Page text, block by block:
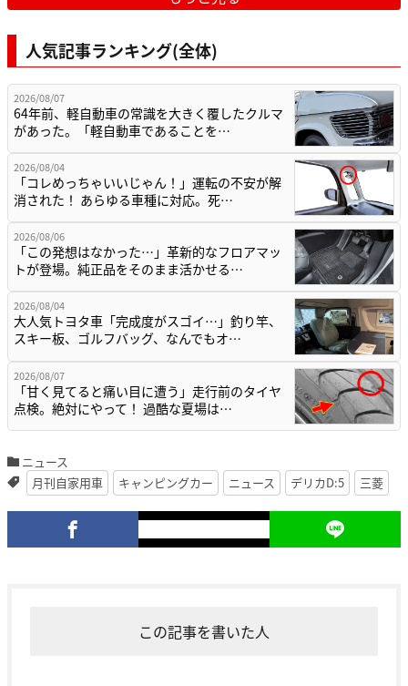
人気記事ランキング(全体)
2026/08/07
64年前、軽自動車の常識を大きく覆したクルマ
があった。「軽自動車であることを…
2026/08/04
「コレめっちゃいいじゃん！」運転の不安が解
消された！ あらゆる車種に対応。死…
2026/08/06
「この発想はなかった…」革新的なフロアマッ
トが登場。純正品をそのまま活かせる…
2026/08/04
大人気トヨタ車「完成度がスゴイ…」釣り竿、
スキー板、ゴルフバッグ、なんでもオ…
2026/08/07
「甘く見てると痛い目に遭う」走行前のタイヤ
点検。絶対にやって！ 過酷な夏場は…
ニュース
月刊自家用車
キャンピングカー ニュース デリカD:5 三菱
この記事を書いた人